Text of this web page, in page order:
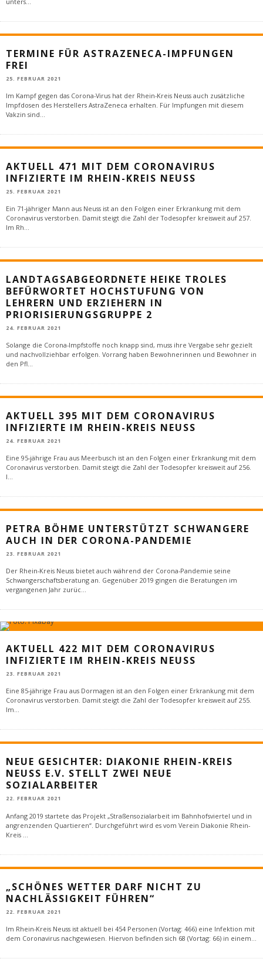
TERMINE FÜR ASTRAZENECA-IMPFUNGEN
FREI
25. FEBRUAR 2021
Im Kampf gegen das Corona-Virus hat der Rhein-Kreis Neuss auch zusätzliche
Impfdosen des Herstellers AstraZeneca erhalten. Für Impfungen mit diesem
Vakzin sind
AKTUELL 471 MIT DEM CORONAVIRUS
INFIZIERTE IM RHEIN-KREIS NEUSS
25. FEBRUAR 2021
Ein 71-jähriger Mann aus Neuss ist an den Folgen einer Erkrankung mit dem
Coronavirus verstorben. Damit steigt die Zahl der Todesopfer kreisweit auf 257.
Im Rh...
LANDTAGSABGEORDNETE HEIKE TROLES
BEFÜRWORTET HOCHSTUFUNG VON
LEHRERN UND ERZIEHERN IN
PRIORISIERUNGSGRUPPE 2
24. FEBRUAR 2021
Solange die Corona-Impfstoffe noch knapp sind, muss ihre Vergabe sehr gezielt
und nachvollziehbar erfolgen. Vorrang haben Bewohnerinnen und Bewohner in
den Pfl...
AKTUELL 395 MIT DEM CORONAVIRUS
INFIZIERTE IM RHEIN-KREIS NEUSS
24. FEBRUAR 2021
Eine 95-jährige Frau aus Meerbusch ist an den Folgen einer Erkrankung mit dem
Coronavirus verstorben. Damit steigt die Zahl der Todesopfer kreisweit auf 256.
I...
PETRA BÖHME UNTERSTÜTZT SCHWANGERE
AUCH IN DER CORONA-PANDEMIE
23. FEBRUAR 2021
Der Rhein-Kreis Neuss bietet auch während der Corona-Pandemie seine
Schwangerschaftsberatung an. Gegenüber 2019 gingen die Beratungen im
vergangenen Jahr zurüc...
AKTUELL 422 MIT DEM CORONAVIRUS
INFIZIERTE IM RHEIN-KREIS NEUSS
23. FEBRUAR 2021
Eine 85-jährige Frau aus Dormagen ist an den Folgen einer Erkrankung mit dem
Coronavirus verstorben. Damit steigt die Zahl der Todesopfer kreisweit auf 255.
Im...
NEUE GESICHTER: DIAKONIE RHEIN-KREIS
NEUSS E.V. STELLT ZWEI NEUE
SOZIALARBEITER
22. FEBRUAR 2021
Anfang 2019 startete das Projekt „Straßensozialarbeit im Bahnhofsviertel und in
angrenzenden Quartieren“. Durchgeführt wird es vom Verein Diakonie Rhein-
Kreis
„SCHÖNES WETTER DARF NICHT ZU
NACHLÄSSIGKEIT FÜHREN“
22. FEBRUAR 2021
Im Rhein-Kreis Neuss ist aktuell bei 454 Personen (Vortag: 466) eine Infektion mit
dem Coronavirus nachgewiesen. Hiervon befinden sich 68 (Vortag: 66) in einem